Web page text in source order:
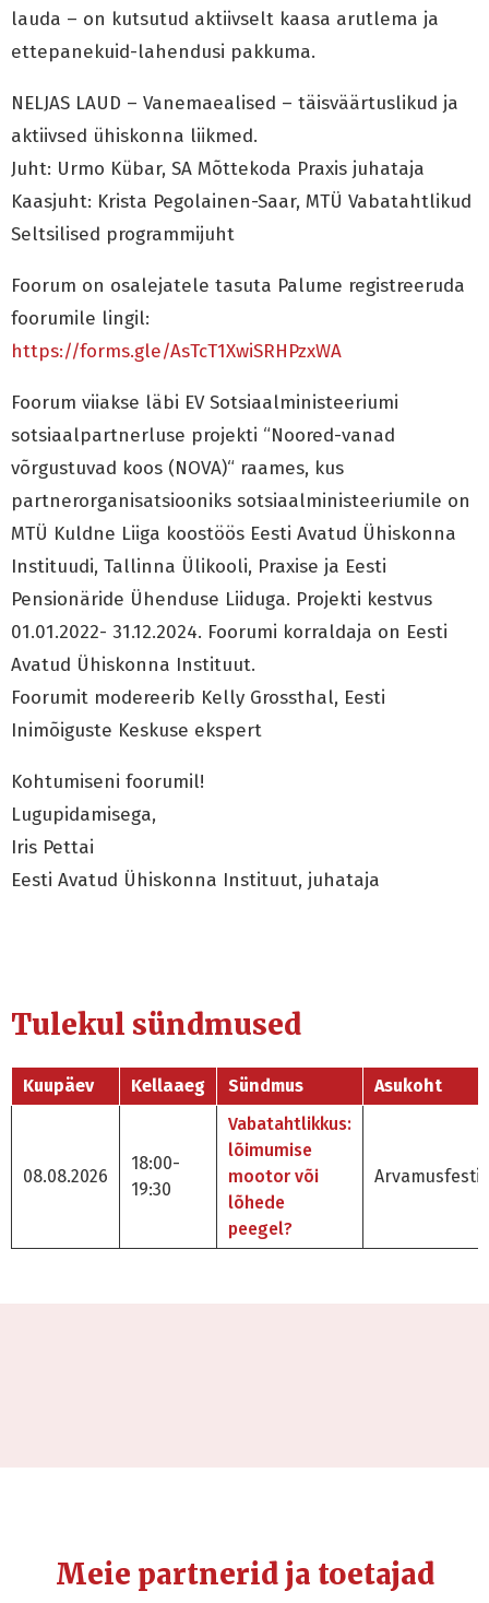
lauda – on kutsutud aktiivselt kaasa arutlema ja
ettepanekuid-lahendusi pakkuma.
NELJAS LAUD – Vanemaealised – täisväärtuslikud ja
aktiivsed ühiskonna liikmed.
Juht: Urmo Kübar, SA Mõttekoda Praxis juhataja
Kaasjuht: Krista Pegolainen-Saar, MTÜ Vabatahtlikud
Seltsilised programmijuht
Foorum on osalejatele tasuta Palume registreeruda
foorumile lingil:
https://forms.gle/AsTcT1XwiSRHPzxWA
Foorum viiakse läbi EV Sotsiaalministeeriumi
sotsiaalpartnerluse projekti “Noored-vanad
võrgustuvad koos (NOVA)“ raames, kus
partnerorganisatsiooniks sotsiaalministeeriumile on
MTÜ Kuldne Liiga koostöös Eesti Avatud Ühiskonna
Instituudi, Tallinna Ülikooli, Praxise ja Eesti
Pensionäride Ühenduse Liiduga. Projekti kestvus
01.01.2022- 31.12.2024. Foorumi korraldaja on Eesti
Avatud Ühiskonna Instituut.
Foorumit modereerib Kelly Grossthal, Eesti
Inimõiguste Keskuse ekspert
Kohtumiseni foorumil!
Lugupidamisega,
Iris Pettai
Eesti Avatud Ühiskonna Instituut, juhataja
Tulekul sündmused
Kuupäev Kellaaeg Sündmus Asukoht
08.08.2026
18:00-
19:30
Vabatahtlikkus:
lõimumise
mootor või
lõhede
peegel?
Meie partnerid ja toetajad